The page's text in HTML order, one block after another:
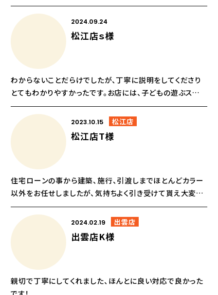
2024.09.24
松江店ｓ様
わからないことだらけでしたが、丁寧に説明をしてくださり
とてもわかりやすかったです。お店には、子どもの遊ぶスペ
ースや遊んでくださる方がおられて話し合いが...
2023.10.15 松江店
松江店T様
住宅ローンの事から建築、施行、引渡しまでほとんどカラー
以外をお任せしましたが、気持ちよく引き受けて貰え大変助
かりました。 これから住むのが凄く楽しみで...
2024.02.19 出雲店
出雲店K様
親切で丁寧にしてくれました、ほんとに良い対応で良かった